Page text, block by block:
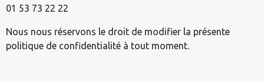
01 53 73 22 22
Nous nous réservons le droit de modifier la présente
politique de confidentialité à tout moment.